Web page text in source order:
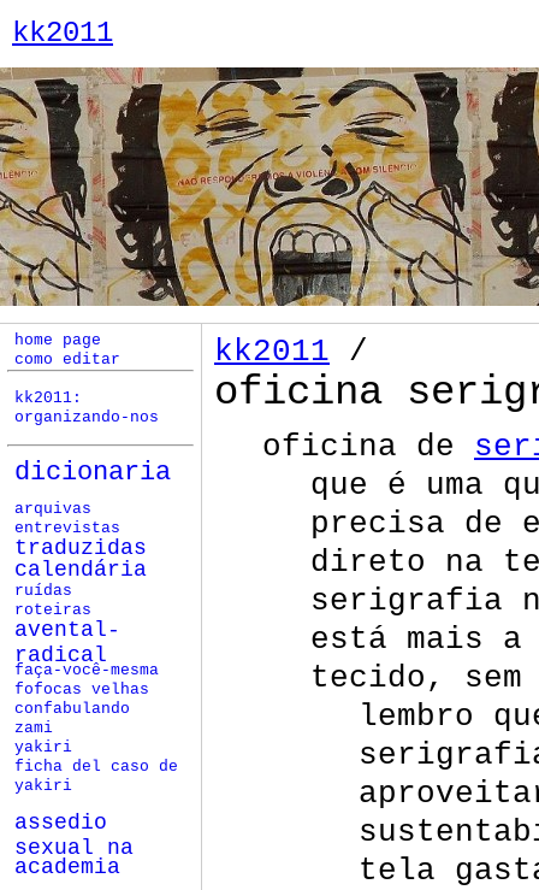
kk2011
home page
como editar
kk2011:
organizando-nos
dicionaria
arquivas
entrevistas
traduzidas
calendária
ruídas
roteiras
avental-
radical
faça-você-mesma
fofocas velhas
confabulando
zami
yakiri
ficha del caso de
yakiri
assedio
sexual na
academia
kk2011 /
oficina
oficina de
que é uma
precisa de
direto na
serigrafia
está mais a
tecido, sem
lembro
tela